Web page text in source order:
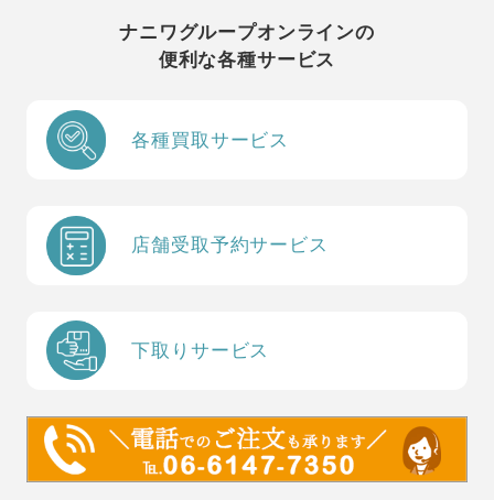
ナニワグループオンラインの
便利な各種サービス
各種買取サービス
店舗受取予約サービス
下取りサービス